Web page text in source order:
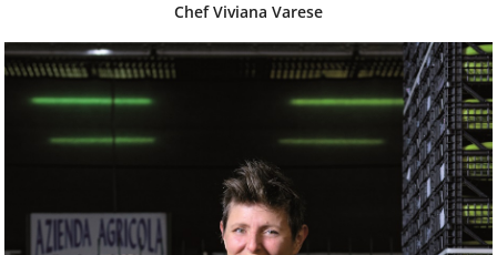
Chef Viviana Varese